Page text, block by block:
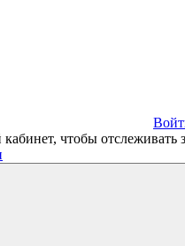
чтобы отслеживать